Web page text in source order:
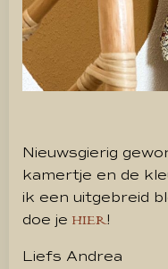
Nieuwsgierig
kamertje en de
ik een uitgebreid
doe je HIER!
Liefs Andrea